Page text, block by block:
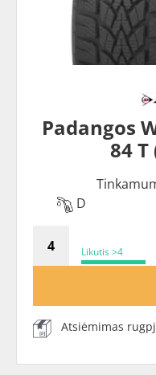
Padangos
84 T
D
Likutis >4
Atsiėmimas